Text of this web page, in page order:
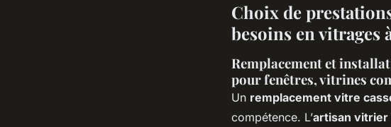
Choix de
besoins en vitrages
Remplacement et
pour fenêtres, vitrines
Un remplacement vitre
compétence. L’artisan vitrier